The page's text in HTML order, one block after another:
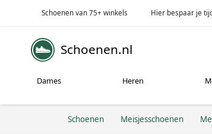
Schoenen van 75+ winkels Hier bespaar je
Schoenen.nl
Dames Heren
Schoenen Meisjesschoenen